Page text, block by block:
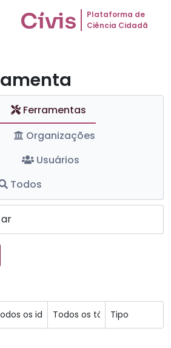
Plataforma de
Ciência Cidadã
Ferramentas
Organizações
Usuários
Todos